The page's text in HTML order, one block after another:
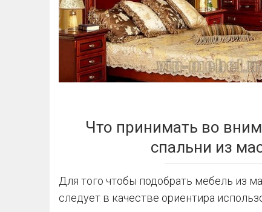
Что принимать во
спальни из
Для того чтобы подобрать мебель из
следует в качестве ориентира